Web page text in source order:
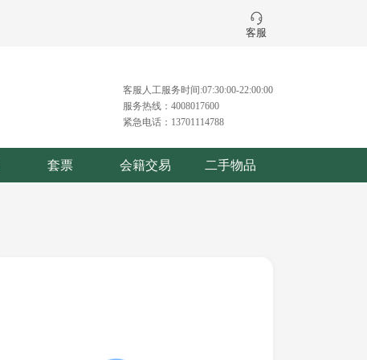
客服
客服人工服务时间:07:30:00-22:00:00
服务热线：4008017600
紧急电话：13701114788
套票 会籍交易 二手物品